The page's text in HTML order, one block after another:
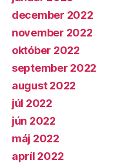
december 2022
november 2022
október 2022
september 2022
august 2022
júl 2022
jún 2022
máj 2022
apríl 2022